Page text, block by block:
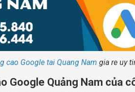
cao Google tai Quang Nam gia re uy
Google Quảng Nam của